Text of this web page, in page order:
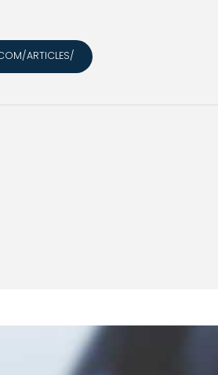
ARTICLES/